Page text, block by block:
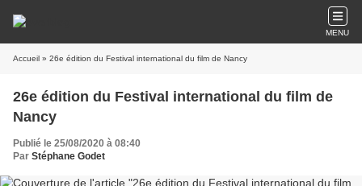
MENU
Accueil » 26e édition du Festival international du film de Nancy
26e édition du Festival international du film de
Nancy
Publié le 25/08/2020 à 08:40
Par Stéphane Godet